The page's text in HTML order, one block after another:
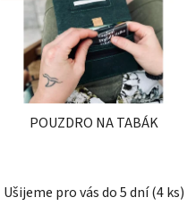
POUZDRO NA TABÁK
hodnocení
Ušijeme pro vás do 5 dní(4 ks)